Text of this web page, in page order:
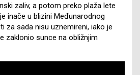
zaliv, a potom preko plaža lete
inače u blizini Međunarodnog
za sada nisu uznemireni, iako je
zaklonio sunce na obližnjim